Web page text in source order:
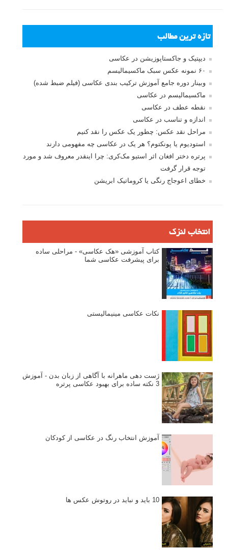
تازه ترین مطالب
دیپتیک و جاکستا‌پوزیشن در عکاسی
۶۰ نمونه عکس سبک ماکسیمالیسم
وبینار دوره جامع آموزش ترکیب بندی عکاسی (فیلم ضبط شده)
ماکسیمالیسم در عکاسی
نقطه عطف در عکاسی
اندازه و تناسب در عکاسی
مراحل نقد عکس: چطور یک عکس را نقد کنیم
استودیوم یا پونکتوم؟ هر یک در عکاسی چه مفهومی دارند
پرتره دختر افغان اثر استیو مک‌کری: چرا اینقدر معروف شد و مورد
توجه قرار گرفت
خطای اعوجاج رنگی یا کروماتیک ابریشن
انتخاب لنزک
کتاب آموزشی «هک عکاسی» - مراحلی ساده
برای پیشرفت عکاسی شما
نکات عکاسی مینیمالیستی
ژست دهی ماهرانه با آگاهی از زبان بدن - آموزش
3 نکته ساده برای بهبود عکاسی پرتره
آموزش انتخاب رنگ در عکاسی از کودکان
10 باید و نباید در روتوش عکس ها